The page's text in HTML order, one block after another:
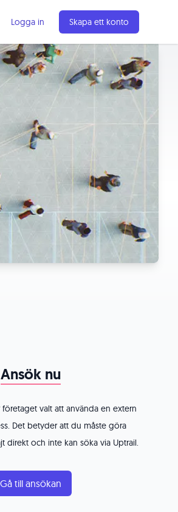
Logga in Skapa ett konto
Ansök nu
företaget valt att använda en extern
Det betyder att du måste göra
direkt och inte kan söka via Uptrail.
Gå till ansökan